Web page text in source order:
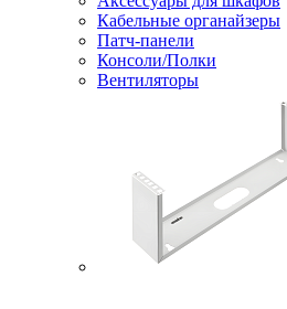
Кабельные органайзеры
Патч-панели
Консоли/Полки
Вентиляторы